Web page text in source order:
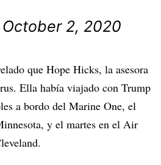
October 2, 2020
que Hope Hicks, la asesora
Ella había viajado con Trump
a bordo del Marine One, el
y el martes en el Air